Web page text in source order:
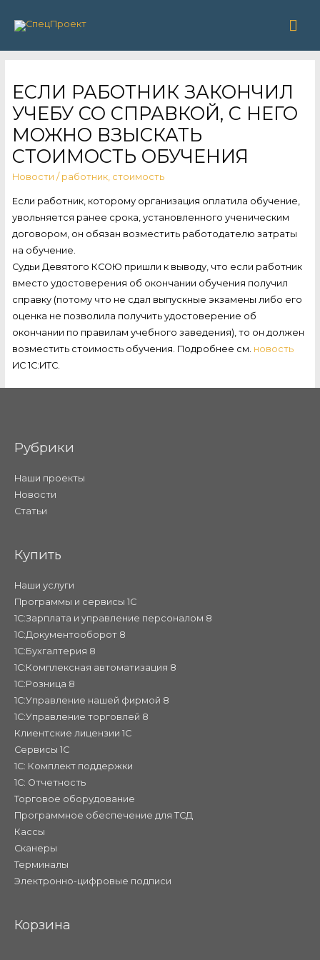
ЕСЛИ РАБОТНИК ЗАКОНЧИЛ
УЧЕБУ СО СПРАВКОЙ, С НЕГО
МОЖНО ВЗЫСКАТЬ
СТОИМОСТЬ ОБУЧЕНИЯ
Новости / работник, стоимость
Если работник, которому организация оплатила обучение,
увольняется ранее срока, установленного ученическим
договором, он обязан возместить работодателю затраты
на обучение.
Судьи Девятого КСОЮ пришли к выводу, что если работник
вместо удостоверения об окончании обучения получил
справку (потому что не сдал выпускные экзамены либо его
оценка не позволила получить удостоверение об
окончании по правилам учебного заведения), то он должен
возместить стоимость обучения. Подробнее см. новость
ИС 1С:ИТС.
Рубрики
Наши проекты
Новости
Статьи
Купить
Наши услуги
Программы и сервисы 1С
1С:Зарплата и управление персоналом 8
1С:Документооборот 8
1С:Бухгалтерия 8
1С:Комплексная автоматизация 8
1С:Розница 8
1С:Управление нашей фирмой 8
1С:Управление торговлей 8
Клиентские лицензии 1С
Сервисы 1С
1С: Комплект поддержки
1С: Отчетность
Торговое оборудование
Программное обеспечение для ТСД
Кассы
Сканеры
Терминалы
Электронно-цифровые подписи
Корзина